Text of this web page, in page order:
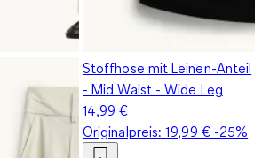
Stoffhose mit Leinen-Anteil
- Mid Waist - Wide Leg
14,99 €
Originalpreis:19,99 €-25%